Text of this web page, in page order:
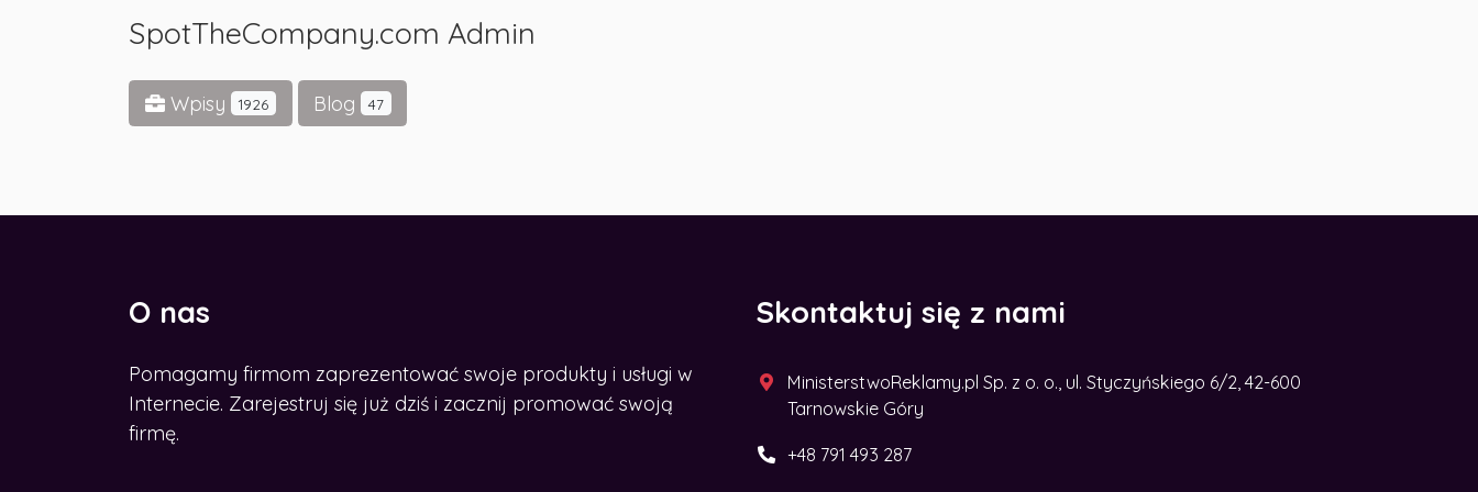
SpotTheCompany.com Admin
Wpisy 1926 Blog 47
O nas
Pomagamy firmom zaprezentować swoje produkty i usługi w
Internecie. Zarejestruj się już dziś i zacznij promować swoją
firmę.
Skontaktuj się z nami
MinisterstwoReklamy.pl Sp. z o. o., ul. Styczyńskiego 6/2, 42-600
Tarnowskie Góry
+48 791 493 287
CHCESZ ROZWINĄĆ BIZNES W
SIECI?
Zdobądź nasz e-book